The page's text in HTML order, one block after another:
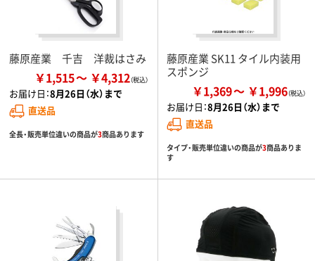
藤原産業 千吉 洋裁はさみ
￥1,515 ￥4,312
お届け日：8月26日（水）まで
直送品
全長・販売単位違いの商品が3商品あります
藤原産業 SK11 タイル内装用
スポンジ
￥1,369 ￥1,996
お届け日：8月26日（水）まで
直送品
タイプ・販売単位違いの商品が3商品ありま
す